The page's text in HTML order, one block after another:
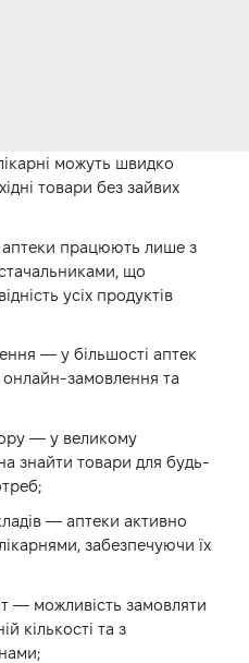
можуть швидко
товари без зайвих
аптеки працюють лише з
що
усіх продуктів
— у більшості аптек
онлайн-замовлення та
— у великому
знайти товари для будь-
— аптеки активно
забезпечуючи їх
— можливість замовляти
кількості та з